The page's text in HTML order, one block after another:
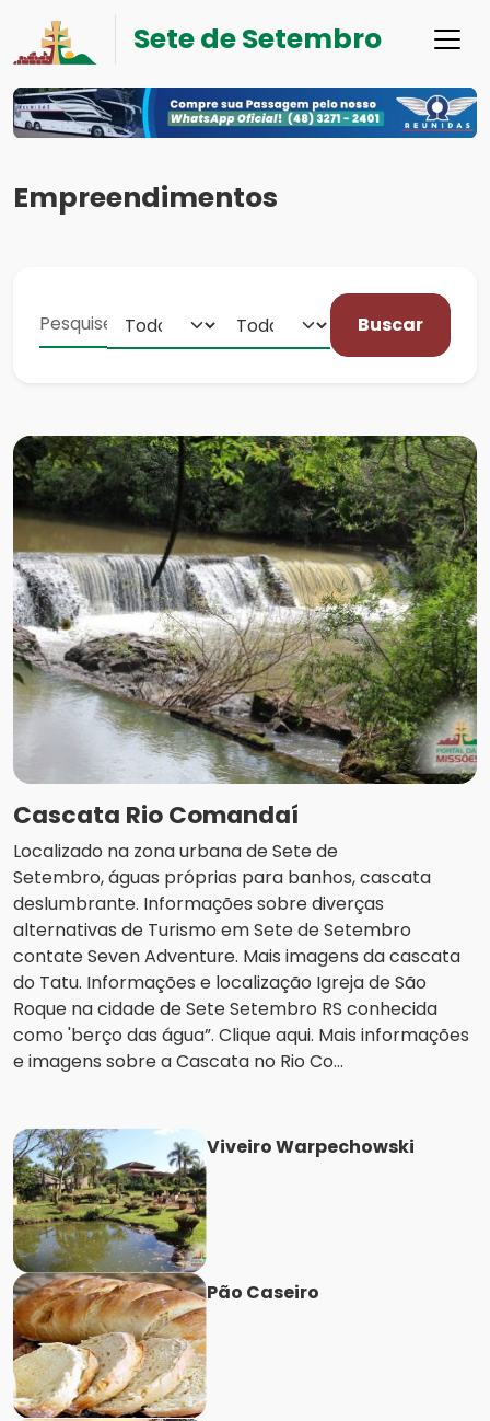
Sete de Setembro
Empreendimentos
Buscar
Cascata Rio Comandaí
Localizado na zona urbana de Sete de
Setembro, águas próprias para banhos, cascata
deslumbrante. Informações sobre diverças
alternativas de Turismo em Sete de Setembro
contate Seven Adventure. Mais imagens da cascata
do Tatu. Informações e localização Igreja de São
Roque na cidade de Sete Setembro RS conhecida
como 'berço das água”. Clique aqui. Mais informações
e imagens sobre a Cascata no Rio Co...
Viveiro Warpechowski
Pão Caseiro